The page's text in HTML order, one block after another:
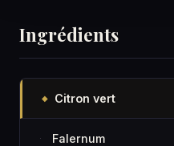
Ingrédients
◆ Citron vert
· Falernum